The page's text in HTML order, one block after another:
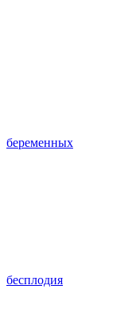
беременных
бесплодия